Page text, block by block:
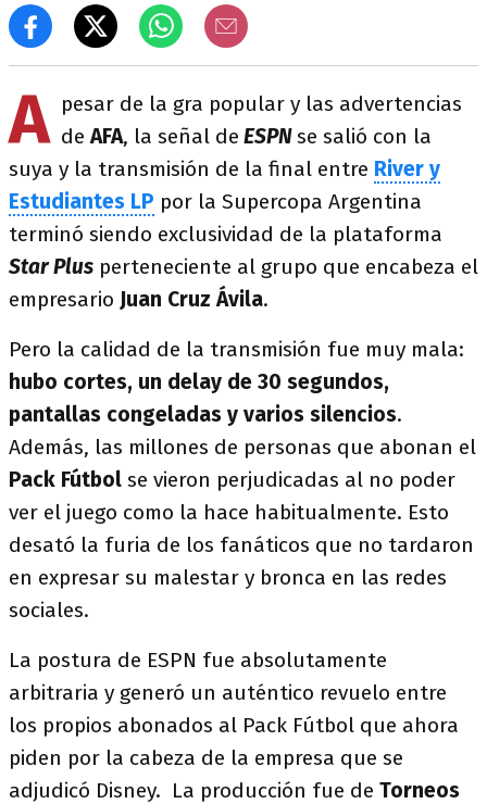
A pesar de la gra popular y las advertencias
de AFA, la señal de ESPNse salió con la
suya y la transmisión de la final entre River y
Estudiantes LP por la Supercopa Argentina
terminó siendo exclusividad de la plataforma
Star Plus perteneciente al grupo que encabeza el
empresario Juan Cruz Ávila.
Pero la calidad de la transmisión fue muy mala:
hubo cortes, un delay de 30 segundos,
pantallas congeladas y varios silencios.
Además, las millones de personas que abonan el
Pack Fútbol se vieron perjudicadas al no poder
ver el juego como la hace habitualmente. Esto
desató la furia de los fanáticos que no tardaron
en expresar su malestar y bronca en las redes
sociales.
La postura de ESPN fue absolutamente
arbitraria y generó un auténtico revuelo entre
los propios abonados al Pack Fútbol que ahora
piden por la cabeza de la empresa que se
adjudicó Disney. La producción fue de Torneos